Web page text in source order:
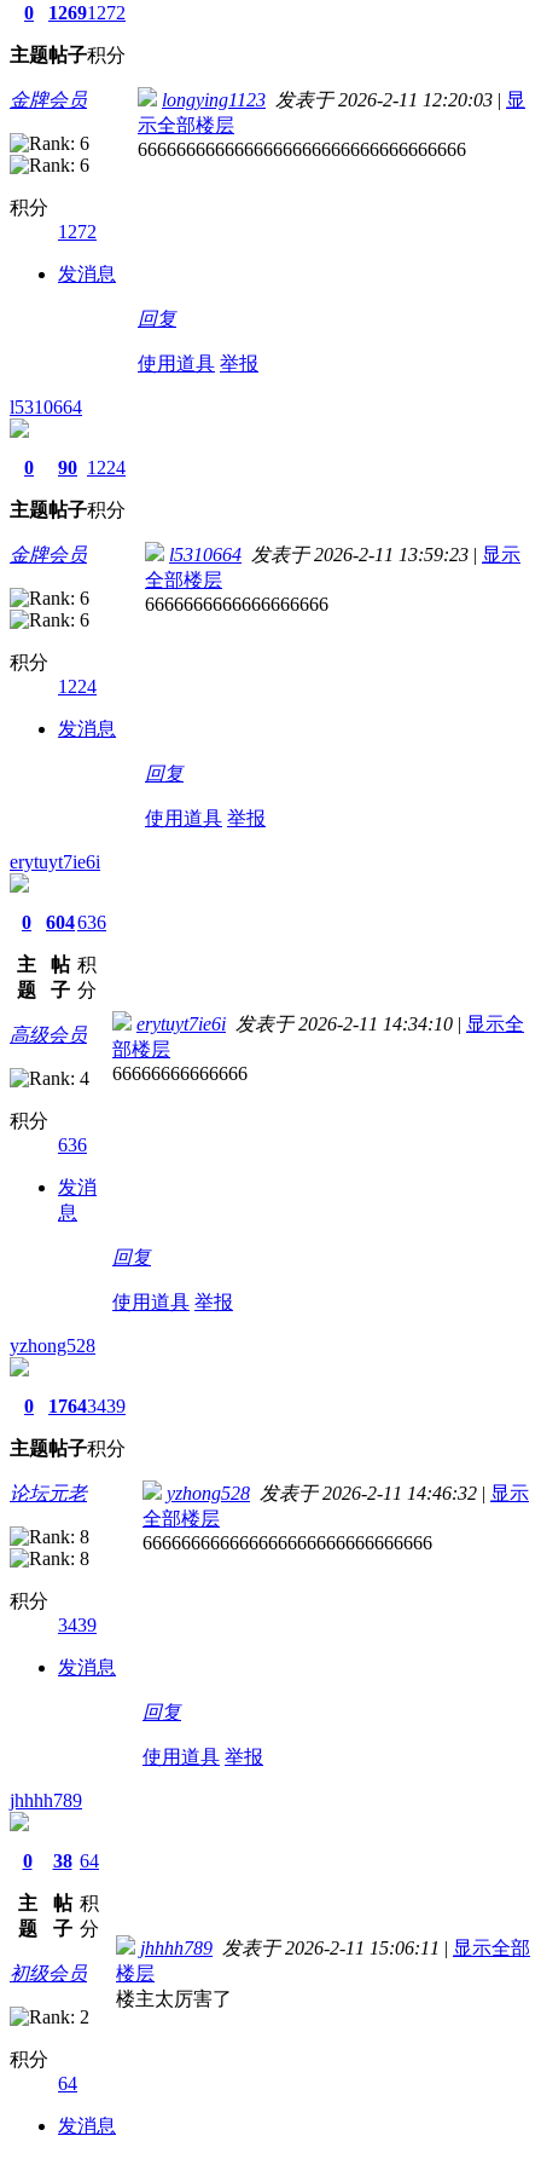
0
主题
1269
帖子
1272
积分
金牌会员
积分
1272
发消息
longying1123 发表于 2026-2-11 12:20:03 | 显
示全部楼层
6666666666666666666666666666666666
回复
使用道具 举报
l5310664
0
主题
90
帖子
1224
积分
金牌会员
积分
1224
发消息
l5310664 发表于 2026-2-11 13:59:23 | 显示
全部楼层
6666666666666666666
回复
使用道具 举报
erytuyt7ie6i
0
主
题
604
帖
子
636
积
分
高级会员
积分
636
发消
息
erytuyt7ie6i 发表于 2026-2-11 14:34:10 | 显示全
部楼层
66666666666666
回复
使用道具 举报
yzhong528
0
主题
1764
帖子
3439
积分
论坛元老
积分
3439
发消息
yzhong528 发表于 2026-2-11 14:46:32 | 显示
全部楼层
666666666666666666666666666666
回复
使用道具 举报
jhhhh789
0
主
题
38
帖
子
64
积
分
初级会员
积分
64
发消息
jhhhh789 发表于 2026-2-11 15:06:11 | 显示全部
楼层
楼主太厉害了